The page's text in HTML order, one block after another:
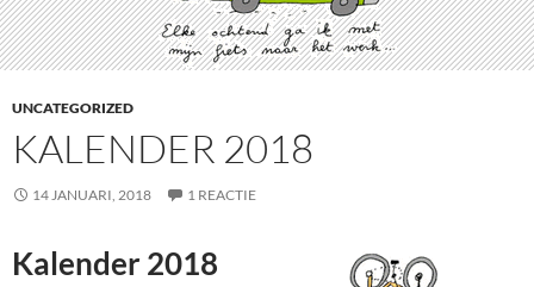
UNCATEGORIZED
KALENDER 2018
14 JANUARI, 2018 1 REACTIE
Kalender 2018